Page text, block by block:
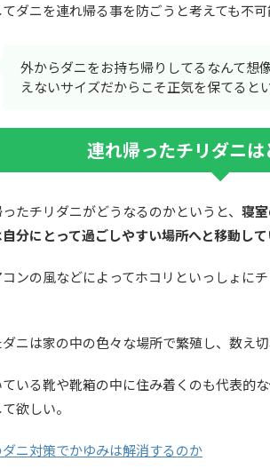
ダニを連れ帰る事を防ごうと考えても不可
外からダニをお持ち帰りしてるなんて想
えないサイズだからこそ正気を保てると
連れ帰ったチリダニは
たチリダニがどうなるのかというと、 寝
分にとって過ごしやすい場所へと移動して
ンの風などによってホコリといっしょに
ニは家の中の色々な場所で繁殖し、数え
いる靴や靴箱の中に住み着くのも代表的
欲しい。
ニ対策でかゆみは解消するのか